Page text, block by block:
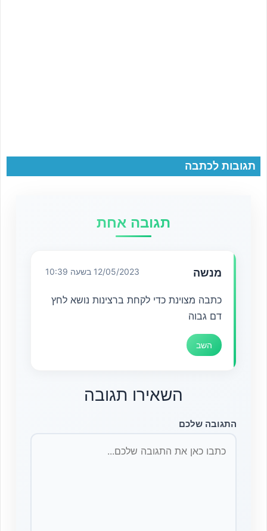
תגובות לכתבה
תגובה אחת
מנשה 12/05/2023 בשעה 10:39
כתבה מצוינת כדי לקחת ברצינות נושא לחץ
דם גבוה
השב
השאירו תגובה
התגובה שלכם